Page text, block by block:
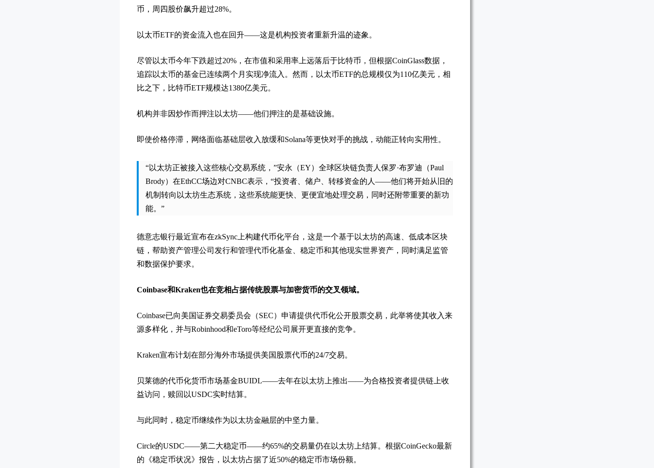
币，周四股价飙升超过28%。
以太币ETF的资金流入也在回升——这是机构投资者重新升温的迹象。
尽管以太币今年下跌超过20%，在市值和采用率上远落后于比特币，但根据CoinGlass数据，
追踪以太币的基金已连续两个月实现净流入。然而，以太币ETF的总规模仅为110亿美元，相
比之下，比特币ETF规模达1380亿美元。
机构并非因炒作而押注以太坊——他们押注的是基础设施。
即使价格停滞，网络面临基础层收入放缓和Solana等更快对手的挑战，动能正转向实用性。
“以太坊正被接入这些核心交易系统，”安永（EY）全球区块链负责人保罗·布罗迪（Paul
Brody）在EthCC场边对CNBC表示，“投资者、储户、转移资金的人——他们将开始从旧的
机制转向以太坊生态系统，这些系统能更快、更便宜地处理交易，同时还附带重要的新功
能。”
德意志银行最近宣布在zkSync上构建代币化平台，这是一个基于以太坊的高速、低成本区块
链，帮助资产管理公司发行和管理代币化基金、稳定币和其他现实世界资产，同时满足监管
和数据保护要求。
Coinbase和Kraken也在竞相占据传统股票与加密货币的交叉领域。
Coinbase已向美国证券交易委员会（SEC）申请提供代币化公开股票交易，此举将使其收入来
源多样化，并与Robinhood和eToro等经纪公司展开更直接的竞争。
Kraken宣布计划在部分海外市场提供美国股票代币的24/7交易。
贝莱德的代币化货币市场基金BUIDL——去年在以太坊上推出——为合格投资者提供链上收
益访问，赎回以USDC实时结算。
与此同时，稳定币继续作为以太坊金融层的中坚力量。
Circle的USDC——第二大稳定币——约65%的交易量仍在以太坊上结算。根据CoinGecko最新
的《稳定币状况》报告，以太坊占据了近50%的稳定币市场份额。